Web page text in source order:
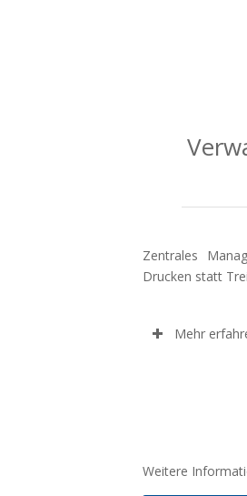
Zentrales
Drucken statt
Mehr
Weitere